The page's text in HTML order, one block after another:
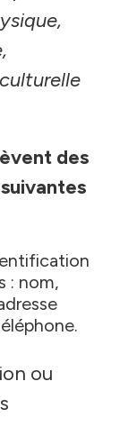
des
: nom,
ou